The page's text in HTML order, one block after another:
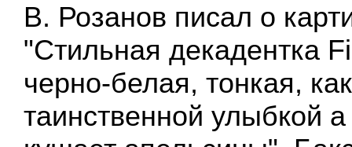
В. Розанов писал о
"Стильная декадентка
черно-белая, тонкая,
таинственной улыбкой